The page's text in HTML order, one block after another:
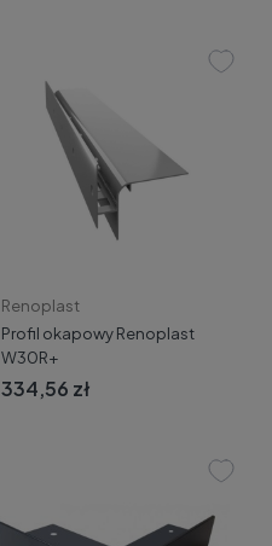
Renoplast
Profil okapowy Renoplast
W30R+
334,56 zł